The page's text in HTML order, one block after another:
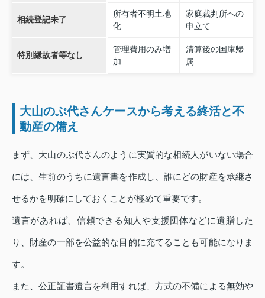
相続登記未了
所有者不明土地
化
家庭裁判所への
申立て
特別縁故者等なし
管理費用のみ増
加
清算後の国庫帰
属
大山のぶ代さんケースから考える終活と不
動産の備え
まず、大山のぶ代さんのように実質的な相続人がいない場合
には、生前のうちに遺言書を作成し、誰にどの財産を承継さ
せるかを明確にしておくことが極めて重要です。
遺言があれば、信頼できる知人や支援団体などに遺贈した
り、財産の一部を公益的な目的に充てることも可能になりま
す。
また、公正証書遺言を利用すれば、方式の不備による無効や